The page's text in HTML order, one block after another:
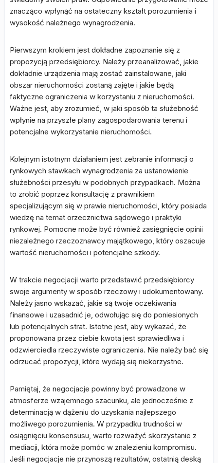
znacząco wpłynąć na ostateczny kształt porozumienia i
wysokość należnego wynagrodzenia.
Pierwszym krokiem jest dokładne zapoznanie się z
propozycją przedsiębiorcy. Należy przeanalizować, jakie
dokładnie urządzenia mają zostać zainstalowane, jaki
obszar nieruchomości zostaną zajęte i jakie będą
faktyczne ograniczenia w korzystaniu z nieruchomości.
Ważne jest, aby zrozumieć, w jaki sposób ta służebność
wpłynie na przyszłe plany zagospodarowania terenu i
potencjalne wykorzystanie nieruchomości.
Kolejnym istotnym działaniem jest zebranie informacji o
rynkowych stawkach wynagrodzenia za ustanowienie
służebności przesyłu w podobnych przypadkach. Można
to zrobić poprzez konsultację z prawnikiem
specjalizującym się w prawie nieruchomości, który posiada
wiedzę na temat orzecznictwa sądowego i praktyki
rynkowej. Pomocne może być również zasięgnięcie opinii
niezależnego rzeczoznawcy majątkowego, który oszacuje
wartość nieruchomości i potencjalne szkody.
W trakcie negocjacji warto przedstawić przedsiębiorcy
swoje argumenty w sposób rzeczowy i udokumentowany.
Należy jasno wskazać, jakie są twoje oczekiwania
finansowe i uzasadnić je, odwołując się do poniesionych
lub potencjalnych strat. Istotne jest, aby wykazać, że
proponowana przez ciebie kwota jest sprawiedliwa i
odzwierciedla rzeczywiste ograniczenia. Nie należy bać się
odrzucać propozycji, które wydają się niekorzystne.
Pamiętaj, że negocjacje powinny być prowadzone w
atmosferze wzajemnego szacunku, ale jednocześnie z
determinacją w dążeniu do uzyskania najlepszego
możliwego porozumienia. W przypadku trudności w
osiągnięciu konsensusu, warto rozważyć skorzystanie z
mediacji, która może pomóc w znalezieniu kompromisu.
Jeśli negocjacje nie przynoszą rezultatów, ostatnią deską